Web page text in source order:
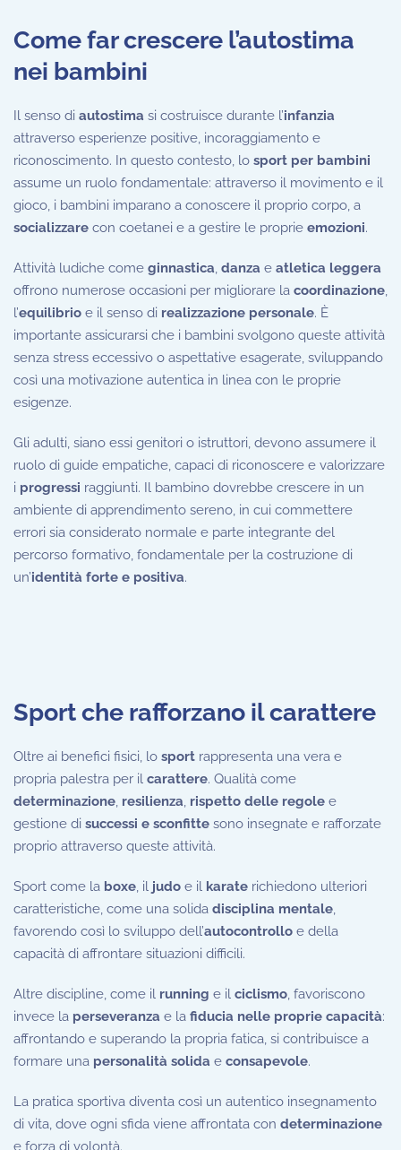
Come far crescere l’autostima
nei bambini
Il senso di autostima si costruisce durante l’infanzia
attraverso esperienze positive, incoraggiamento e
riconoscimento. In questo contesto, lo sport per bambini
assume un ruolo fondamentale: attraverso il movimento e il
gioco, i bambini imparano a conoscere il proprio corpo, a
socializzare con coetanei e a gestire le proprie emozioni.
Attività ludiche come ginnastica, danza e atletica leggera
offrono numerose occasioni per migliorare la coordinazione,
l’equilibrio e il senso di realizzazione personale. È
importante assicurarsi che i bambini svolgono queste attività
senza stress eccessivo o aspettative esagerate, sviluppando
così una motivazione autentica in linea con le proprie
esigenze.
Gli adulti, siano essi genitori o istruttori, devono assumere il
ruolo di guide empatiche, capaci di riconoscere e valorizzare
i progressi raggiunti. Il bambino dovrebbe crescere in un
ambiente di apprendimento sereno, in cui commettere
errori sia considerato normale e parte integrante del
percorso formativo, fondamentale per la costruzione di
un’identità forte e positiva.
Sport che rafforzano il carattere
Oltre ai benefici fisici, lo sport rappresenta una vera e
propria palestra per il carattere. Qualità come
determinazione, resilienza, rispetto delle regole e
gestione di successi e sconfitte sono insegnate e rafforzate
proprio attraverso queste attività.
Sport come la boxe, il judo e il karate richiedono ulteriori
caratteristiche, come una solida disciplina mentale,
favorendo così lo sviluppo dell’autocontrollo e della
capacità di affrontare situazioni difficili.
Altre discipline, come il running e il ciclismo, favoriscono
invece la perseveranza e la fiducia nelle proprie capacità:
affrontando e superando la propria fatica, si contribuisce a
formare una personalità solida e consapevole.
La pratica sportiva diventa così un autentico insegnamento
di vita, dove ogni sfida viene affrontata con determinazione
e forza di volontà.